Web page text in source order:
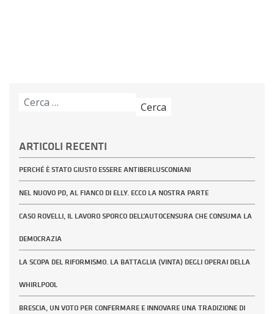
Ricerca
ARTICOLI RECENTI
PERCHÉ È STATO GIUSTO ESSERE ANTIBERLUSCONIANI
NEL NUOVO PD, AL FIANCO DI ELLY. ECCO LA NOSTRA PARTE
CASO ROVELLI, IL LAVORO SPORCO DELL’AUTOCENSURA CHE CONSUMA LA
DEMOCRAZIA
LA SCOPA DEL RIFORMISMO. LA BATTAGLIA (VINTA) DEGLI OPERAI DELLA
WHIRLPOOL
BRESCIA, UN VOTO PER CONFERMARE E INNOVARE UNA TRADIZIONE DI